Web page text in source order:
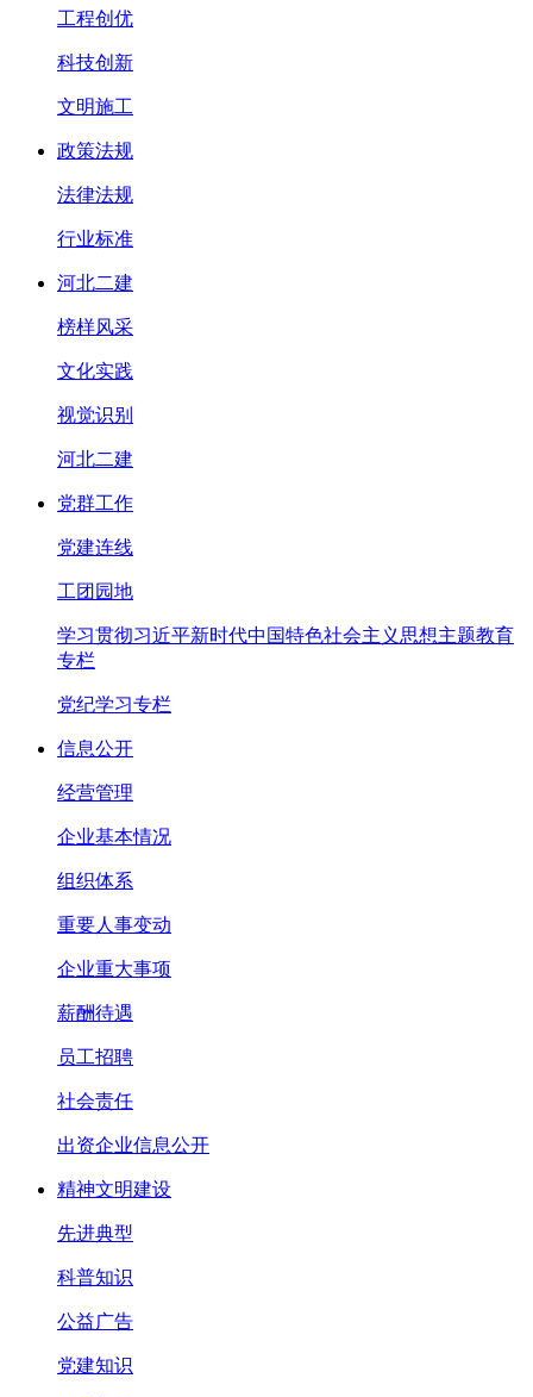
工程创优
科技创新
文明施工
政策法规
法律法规
行业标准
河北二建
榜样风采
文化实践
视觉识别
河北二建
党群工作
党建连线
工团园地
学习贯彻习近平新时代中国特色社会主义思想主题教育
专栏
党纪学习专栏
信息公开
经营管理
企业基本情况
组织体系
重要人事变动
企业重大事项
薪酬待遇
员工招聘
社会责任
出资企业信息公开
精神文明建设
先进典型
科普知识
公益广告
党建知识